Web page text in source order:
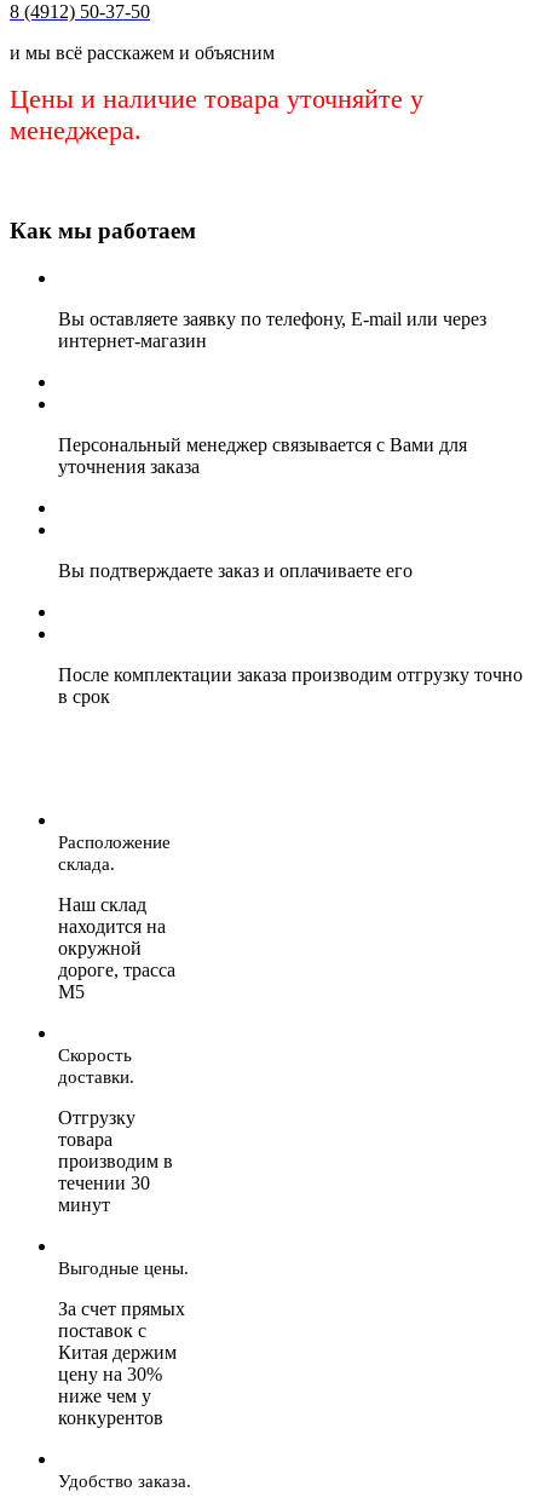
8 (4912) 50-37-50
и мы всё расскажем и объясним
Цены и наличие товара уточняйте у
менеджера.
Как мы работаем
Вы оставляете заявку по телефону, E-mail или через
интернет-магазин
Персональный менеджер связывается с Вами для
уточнения заказа
Вы подтверждаете заказ и оплачиваете его
После комплектации заказа производим отгрузку точно
в срок
Расположение
склада.
Наш склад
находится на
окружной
дороге, трасса
М5
Скорость
доставки.
Отгрузку
товара
производим в
течении 30
минут
Выгодные цены.
За счет прямых
поставок с
Китая держим
цену на 30%
ниже чем у
конкурентов
Удобство заказа.